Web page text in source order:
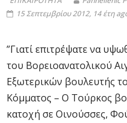
15 Σεπτεμβρίου 2012, 14 έτη
”Γιατί επιτρέψατε να
του Βορειοανατολικού
Εξωτερικών βουλευτής
Κόμματος – Ο Τούρκος
κατοχή σε Οινούσσες,